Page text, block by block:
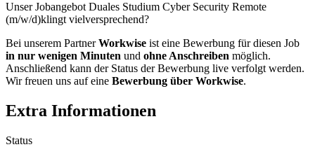
Unser Jobangebot Duales Studium Cyber Security Remote
(m/w/d)klingt vielversprechend?
Bei unserem PartnerWorkwise ist eine Bewerbung für diesen Job
in nur wenigen Minuten und ohne Anschreiben möglich.
Anschließend kann der Status der Bewerbung live verfolgt werden.
Wir freuen uns auf eine Bewerbung über Workwise.
Extra Informationen
Status